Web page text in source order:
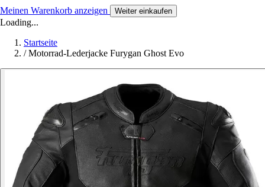
Meinen Warenkorb anzeigen Weiter einkaufen
Loading...
Startseite
/ Motorrad-Lederjacke Furygan Ghost Evo